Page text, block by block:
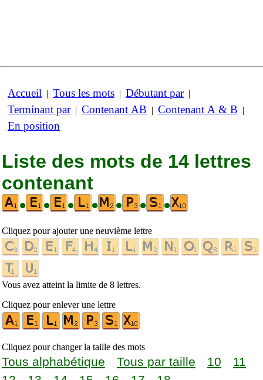
Accueil | Tous les mots | Débutant par|
Terminant par| Contenant AB | Contenant A & B |
En position
Liste des mots de 14 lettres
contenant
•
• • • • • •
Cliquez pour ajouter une neuvième lettre
Vous avez atteint la limite de 8 lettres.
Cliquez pour enlever une lettre
Cliquez pour changer la taille des mots
Tous alphabétique Tous par taille 10
11